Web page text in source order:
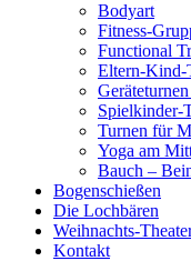
Bodyart
Fitness-
Functional
Eltern-Kind-
Spielkinder-
Turnen für
Yoga am
Bauch –
Bogenschießen
Die Lochbären
Weihnachts-
Kontakt